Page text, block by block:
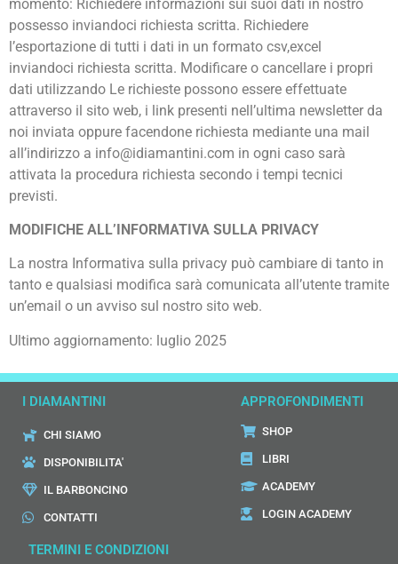
momento: Richiedere informazioni sui suoi dati in nostro
possesso inviandoci richiesta scritta. Richiedere
l’esportazione di tutti i dati in un formato csv,excel
inviandoci richiesta scritta. Modificare o cancellare i propri
dati utilizzando Le richieste possono essere effettuate
attraverso il sito web, i link presenti nell’ultima newsletter da
noi inviata oppure facendone richiesta mediante una mail
all’indirizzo a info@idiamantini.com in ogni caso sarà
attivata la procedura richiesta secondo i tempi tecnici
previsti.
MODIFICHE ALL’INFORMATIVA SULLA PRIVACY
La nostra Informativa sulla privacy può cambiare di tanto in
tanto e qualsiasi modifica sarà comunicata all’utente tramite
un’email o un avviso sul nostro sito web.
Ultimo aggiornamento: luglio 2025
I DIAMANTINI
CHI SIAMO
DISPONIBILITA'
IL BARBONCINO
CONTATTI
APPROFONDIMENTI
SHOP
LIBRI
ACADEMY
LOGIN ACADEMY
TERMINI E CONDIZIONI